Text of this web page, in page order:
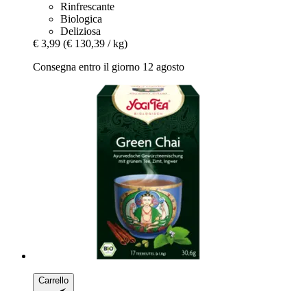
Rinfrescante
Biologica
Deliziosa
€ 3,99 (€ 130,39 / kg)
Consegna entro il giorno 12 agosto
Carrello